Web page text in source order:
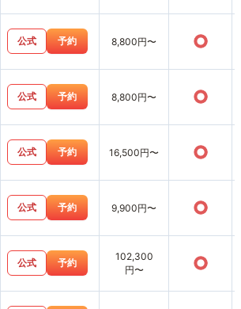
公式 予約 8,800円〜 ○
公式 予約 8,800円〜 ○
公式 予約 16,500円〜 ○
公式 予約 9,900円〜 ○
公式 予約
102,300
円〜
○